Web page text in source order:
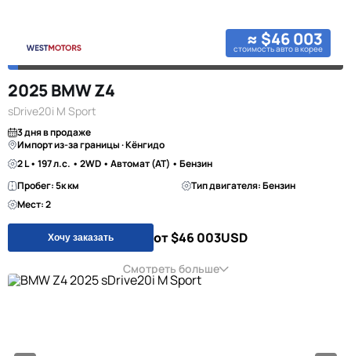
≈ $46 003
стоимость авто в корее
2025 BMW Z4
sDrive20i M Sport
3 дня в продаже
Импорт из-за границы · Кёнгидо
2 L • 197 л.с. • 2WD • Автомат (AT) • Бензин
Пробег: 5к км
Тип двигателя: Бензин
Мест: 2
Хочу заказать от $46 003USD
Смотреть больше